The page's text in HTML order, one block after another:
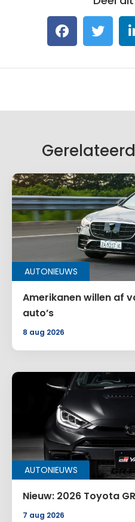
AUTONIEUWS
Amerikanen willen af
auto’s
8 aug 2026
AUTONIEUWS
Nieuw: 2026 Toyota
7 aug 2026